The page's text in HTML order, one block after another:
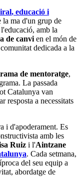
, educació i
la ma d'un grup de
amb la
de canvien el món de
dedicada a la
de mentoratge,
La passada
Catalunya van
resposta a necessitats
i d'apoderament. Es
amb les
Ruiz i l'Aintzane
. Cada setmana,
del seu equip a
abordatge de